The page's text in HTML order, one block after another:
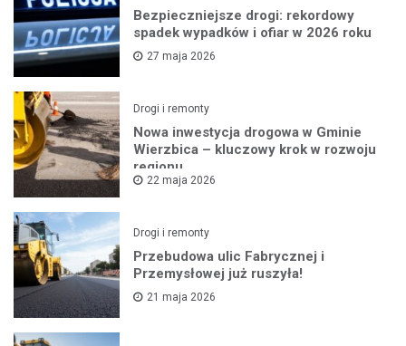
Bezpieczniejsze drogi: rekordowy
spadek wypadków i ofiar w 2026 roku
27 maja 2026
Drogi i remonty
Nowa inwestycja drogowa w Gminie
Wierzbica – kluczowy krok w rozwoju
regionu
22 maja 2026
Drogi i remonty
Przebudowa ulic Fabrycznej i
Przemysłowej już ruszyła!
21 maja 2026